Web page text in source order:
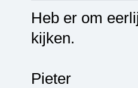
Heb er om
kijken.
Pieter